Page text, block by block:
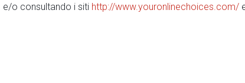
e/o consultando i siti http://www.youronlinechoices.com/